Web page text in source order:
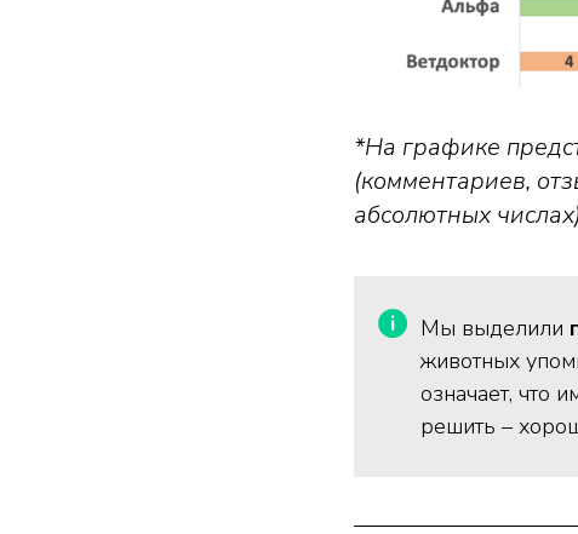
*На графике
(комментариев,
абсолютных
Мы выделили
животных
означает, что
решить –